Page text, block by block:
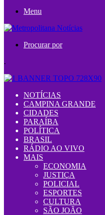
Menu
Procurar por
.
NOTÍCIAS
CAMPINA GRANDE
CIDADES
PARAÍBA
POLÍTICA
BRASIL
RÁDIO AO VIVO
MAIS
ECONOMIA
JUSTIÇA
POLICIAL
ESPORTES
CULTURA
SÃO JOÃO